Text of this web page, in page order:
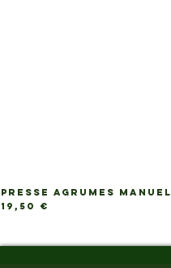
PRESSE AGRUMES MANUEL
Prix
19,50 €